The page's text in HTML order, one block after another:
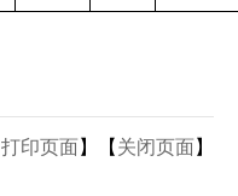
打印页面】【 关闭页面】